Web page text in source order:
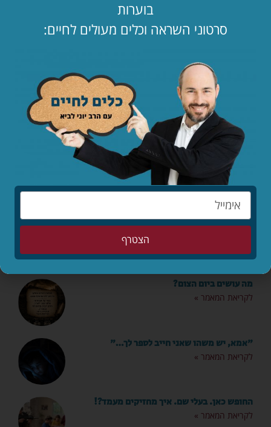
מאמרים אחרונים
הילדים לפני הכול – סיפורו המופלא של יאנוש
קורצ'אק
לקריאת המאמר »
מותר לי לאהוב שוב?
לקריאת המאמר »
המדריך השלם: איך להרוס זוגיות בשבעה צעדים
מה עושים ביום הצום?
לקריאת המאמר »
"אמא, יש משהו שאני חייב לספר לך…"
לקריאת המאמר »
החופש כאן. בעלי שם. איך מחזיקים מעמד?!
לקריאת המאמר »
בוערות
סרטוני השראה וכלים מעולים לחיים:
הצטרף